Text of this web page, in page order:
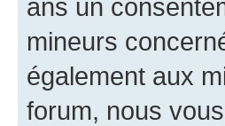
ans un
mineurs
également aux
forum, nous